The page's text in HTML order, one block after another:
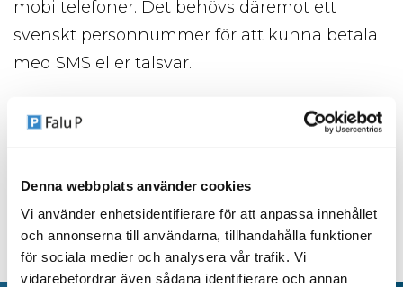
Denna webbplats använder cookies
Vi använder enhetsidentifierare för att anpassa innehållet
och annonserna till användarna, tillhandahålla funktioner
för sociala medier och analysera vår trafik. Vi
vidarebefordrar även sådana identifierare och annan
mobiltelefoner. Det behövs däremot ett
svenskt personnummer för att kunna betala
med SMS eller talsvar.
Läs om våra betalsätt på sidan ”Betalsätt”.
TILLBAKA